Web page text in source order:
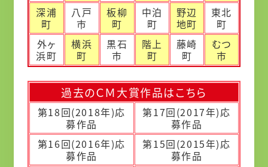
深浦
町
八戸
市
板柳
町
中泊
町
野辺
地町
東北
町
外ヶ
浜町
横浜
町
黒石
市
階上
町
藤崎
町
むつ
市
過去のＣＭ大賞作品はこちら
第18回(2018年)応
募作品
第17回(2017年)応
募作品
第16回(2016年)応
募作品
第15回(2015年)応
募作品